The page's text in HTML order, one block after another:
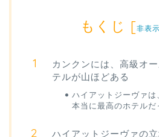
もくじ [非表
カンクンには、高級オ
テルが山ほどある
ハイアットジーヴァは
本当に最高のホテルだ
ハイアットジーヴァの